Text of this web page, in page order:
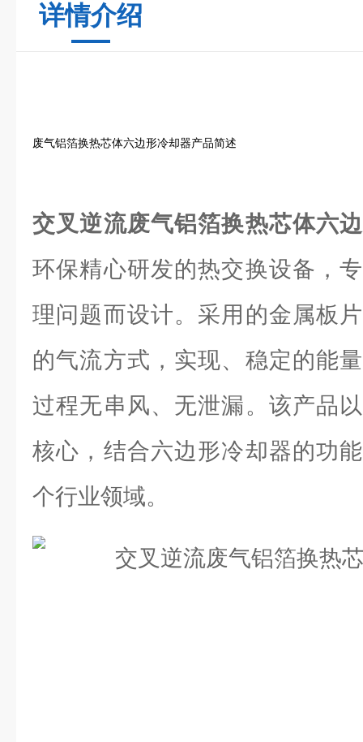
详情介绍
废气铝箔换热芯体六边形冷却器产品简述
交叉逆流废气铝箔换热芯体六
环保精心研发的热交换设备，
理问题而设计。采用的金属板
的气流方式，实现、稳定的能
过程无串风、无泄漏。该产品
核心，结合六边形冷却器的功
个行业领域。